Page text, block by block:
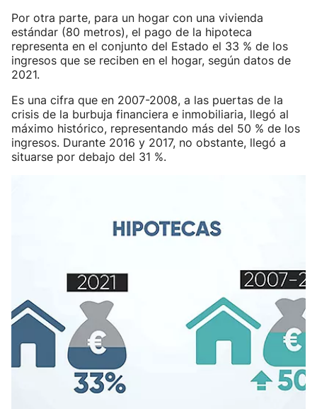
Por otra parte, para un hogar con una vivienda
estándar (80 metros), el pago de la hipoteca
representa en el conjunto del Estado el 33 % de los
ingresos que se reciben en el hogar, según datos de
2021.
Es una cifra que en 2007-2008, a las puertas de la
crisis de la burbuja financiera e inmobiliaria, llegó al
máximo histórico, representando más del 50 % de los
ingresos. Durante 2016 y 2017, no obstante, llegó a
situarse por debajo del 31 %.